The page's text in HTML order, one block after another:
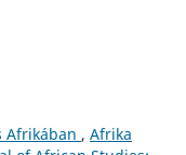
Afrikában , Afrika